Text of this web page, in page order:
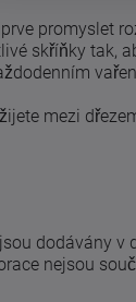
promyslet
skříňky tak,
mezi
dodávány v
nejsou